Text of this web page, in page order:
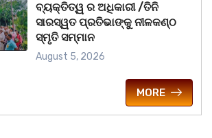
ବ୍ୟକ୍ତିତ୍ୱ ର ଅଧିକାରୀ /ତିନି
ସାରସ୍ୱତ ପ୍ରତିଭାଙ୍କୁ ନୀଳକଣ୍ଠ
ସ୍ମୃତି ସମ୍ମାନ
August 5, 2026
MORE